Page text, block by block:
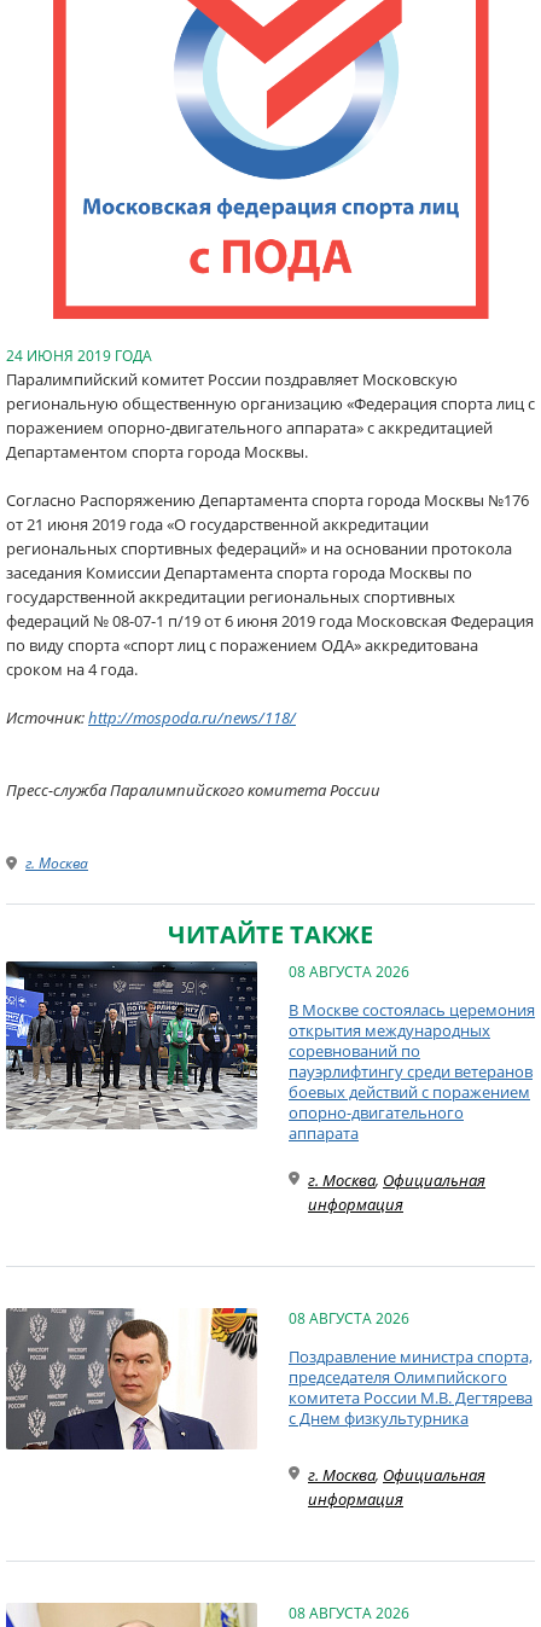
24 ИЮНЯ 2019 ГОДА
Паралимпийский комитет России поздравляет Московскую
региональную общественную организацию «Федерация спорта лиц с
поражением опорно-двигательного аппарата» с аккредитацией
Департаментом спорта города Москвы.
Согласно Распоряжению Департамента спорта города Москвы №176
от 21 июня 2019 года «О государственной аккредитации
региональных спортивных федераций» и на основании протокола
заседания Комиссии Департамента спорта города Москвы по
государственной аккредитации региональных спортивных
федераций № 08-07-1 п/19 от 6 июня 2019 года Московская Федерация
по виду спорта «спорт лиц с поражением ОДА» аккредитована
сроком на 4 года.
Источник:http://mospoda.ru/news/118/
Пресс-служба Паралимпийского комитета России
г. Москва
ЧИТАЙТЕ ТАКЖЕ
08 АВГУСТА 2026
В Москве состоялась церемония
открытия международных
соревнований по
пауэрлифтингу среди ветеранов
боевых действий с поражением
опорно-двигательного
аппарата
г. Москва, Официальная
информация
08 АВГУСТА 2026
Поздравление министра спорта,
председателя Олимпийского
комитета России М.В. Дегтярева
с Днем физкультурника
г. Москва, Официальная
информация
08 АВГУСТА 2026